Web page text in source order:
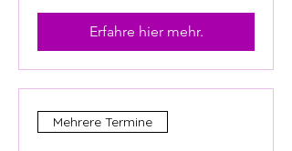
Erfahre hier mehr.
Mehrere Termine